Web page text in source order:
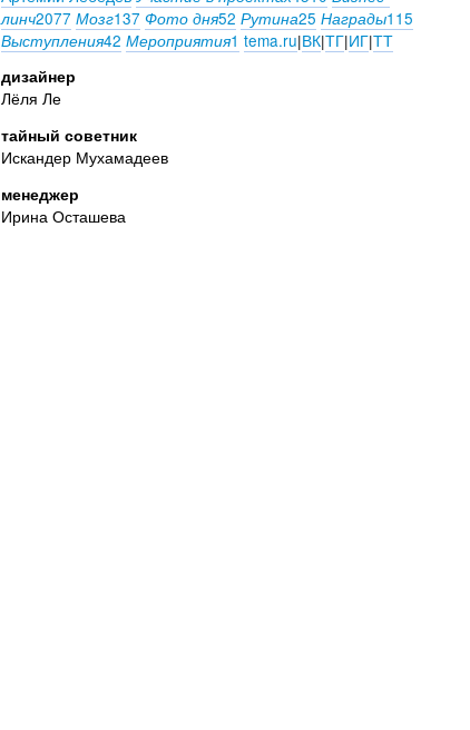
линч2077 Мозг137 Фото дня52 Рутина25 Награды115
Выступления42 Мероприятия1 tema.ru|ВК|ТГ|ИГ|ТТ
дизайнер
Лёля Ле
тайный советник
Искандер Мухамадеев
менеджер
Ирина Осташева